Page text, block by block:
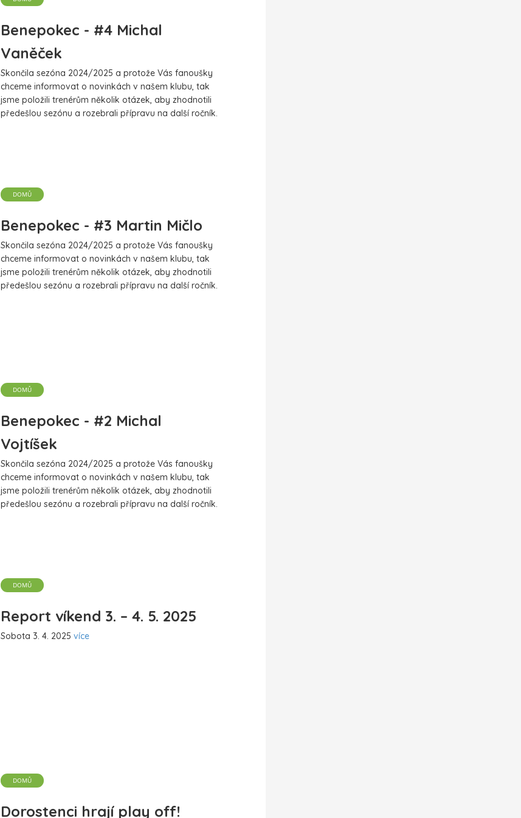
sednout vedle něho. To vyvolalo hlavně v táboře
kraválu byl ten tam. více 12 komentářů
Benepokec - #4 Michal
Vaněček
Skončila sezóna 2024/2025 a protože Vás fanoušky
chceme informovat o novinkách v našem klubu, tak
jsme položili trenérům několik otázek, aby zhodnotili
předešlou sezónu a rozebrali přípravu na další ročník.
Benepokec - #3 Martin Mičlo
Skončila sezóna 2024/2025 a protože Vás fanoušky
chceme informovat o novinkách v našem klubu, tak
jsme položili trenérům několik otázek, aby zhodnotili
předešlou sezónu a rozebrali přípravu na další ročník.
DOMŮ
Benepokec - #2 Michal
Vojtíšek
Skončila sezóna 2024/2025 a protože Vás fanoušky
chceme informovat o novinkách v našem klubu, tak
jsme položili trenérům několik otázek, aby zhodnotili
předešlou sezónu a rozebrali přípravu na další ročník.
DOMŮ
Report víkend 3. – 4. 5. 2025
Sobota 3. 4. 2025 více
DOMŮ
Dorostenci hrají play off!
DOMŮ